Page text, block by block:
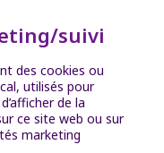
suivi
des cookies ou
utilisés pour
de la
ce site web ou sur
marketing